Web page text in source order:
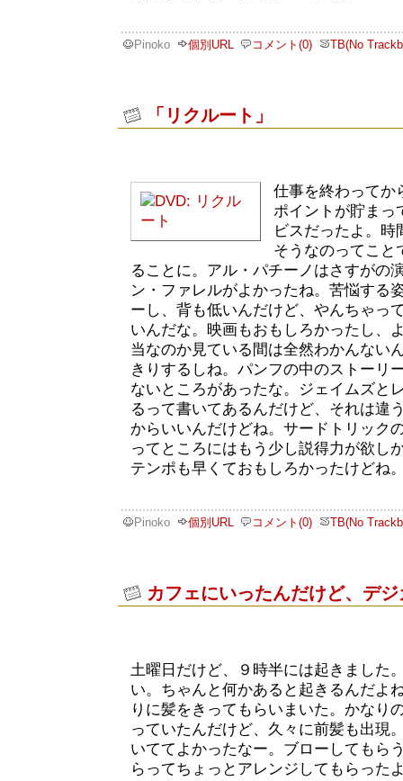
Pinoko 個別URL コメント(0) TB(No
「リクルート」
仕事を終わってか
ポイントが貯まっ
ビスだったよ。時
そうなのってこと
ることに。アル・パチーノはさすがの
ン・ファレルがよかったね。苦悩する
ーし、背も低いんだけど、やんちゃっ
いんだな。映画もおもしろかったし、
当なのか見ている間は全然わかんない
きりするしね。パンフの中のストーリ
ないところがあったな。ジェイムズと
るって書いてあるんだけど、それは違
からいいんだけどね。サードトリック
ってところにはもう少し説得力が欲し
テンポも早くておもしろかったけどね
Pinoko 個別URL コメント(0) TB(No
カフェにいったんだけど、デ
土曜日だけど、９時半には起きました
い。ちゃんと何かあると起きるんだよ
りに髪をきってもらいまいた。かなり
っていたんだけど、久々に前髪も出現
いててよかったなー。ブローしてもら
らってちょっとアレンジしてもらった